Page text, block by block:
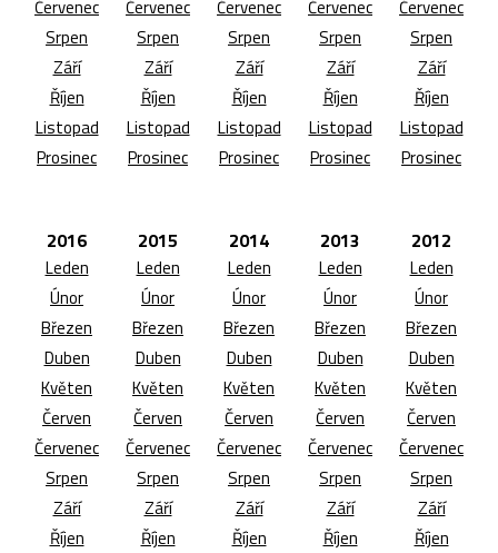
Červenec
Srpen
Září
Říjen
Listopad
Prosinec
Červenec
Srpen
Září
Říjen
Listopad
Prosinec
Červenec
Srpen
Září
Říjen
Listopad
Prosinec
Červenec
Srpen
Září
Říjen
Listopad
Prosinec
Červenec
Srpen
Září
Říjen
Listopad
Prosinec
2016
Leden
Únor
Březen
Duben
Květen
Červen
Červenec
Srpen
Září
Říjen
2015
Leden
Únor
Březen
Duben
Květen
Červen
Červenec
Srpen
Září
Říjen
2014
Leden
Únor
Březen
Duben
Květen
Červen
Červenec
Srpen
Září
Říjen
2013
Leden
Únor
Březen
Duben
Květen
Červen
Červenec
Srpen
Září
Říjen
2012
Leden
Únor
Březen
Duben
Květen
Červen
Červenec
Srpen
Září
Říjen